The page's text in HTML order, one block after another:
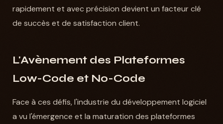
rapidement et avec précision devient un facteur clé
de succès et de satisfaction client.
L'Avènement des Plateformes
Low-Code et No-Code
Face à ces défis, l'industrie du développement logiciel
a vu l'émergence et la maturation des plateformes